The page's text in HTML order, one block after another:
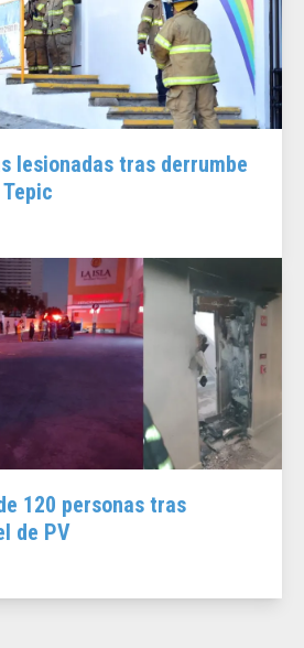
lesionadas tras derrumbe
120 personas tras
de PV